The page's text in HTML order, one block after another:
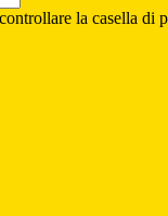
la casella di